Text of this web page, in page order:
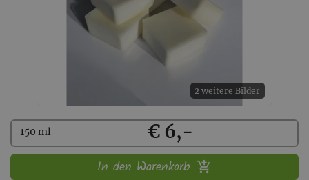
2 weitere Bilder
Kaufen
150 ml € 6,-
In den Warenkorb